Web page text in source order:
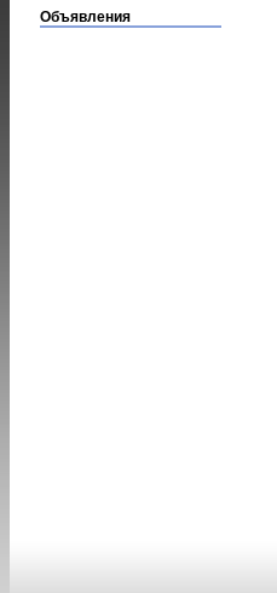
Объявления